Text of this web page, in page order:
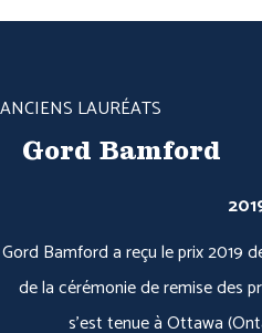
ANCIENS LAURÉATS
Gord Bamford
Gord Bamford a reçu le prix 2019
de la cérémonie de remise des
s'est tenue à Ottawa